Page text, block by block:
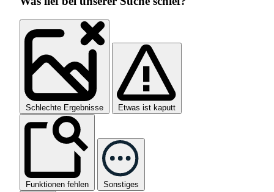
Schlechte Ergebnisse Etwas ist kaputt
Funktionen fehlen Sonstiges